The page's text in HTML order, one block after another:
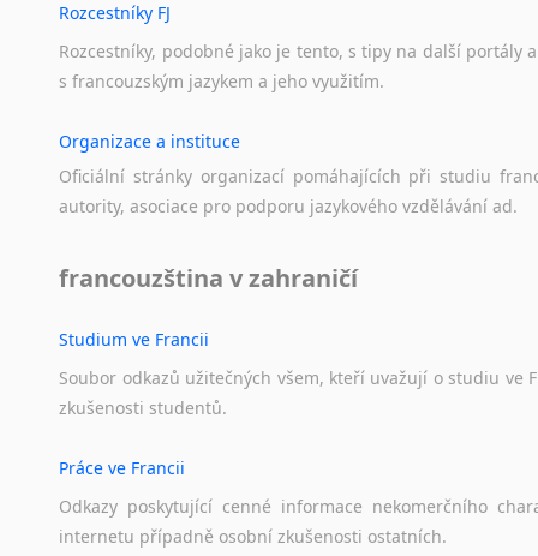
Lezginština
Lingala
Litevština
Luba
Makedonština
Malajština
Malinština
Maorština
Megrelština
Moldavština
Nepálština
Nilosaharské jazyky
Nizozemština
Rozcestníky FJ
Rozcestníky, podobné jako je tento, s tipy na další portály a
s francouzským jazykem a jeho využitím.
Organizace a instituce
Oficiální stránky organizací pomáhajících při studiu
autority, asociace pro podporu jazykového vzdělávání ad.
francouzština v zahraničí
Studium ve Francii
Soubor odkazů užitečných všem, kteří uvažují o studiu ve
zkušenosti studentů.
Práce ve Francii
Odkazy poskytující cenné informace nekomerčního
internetu případně osobní zkušenosti ostatních.